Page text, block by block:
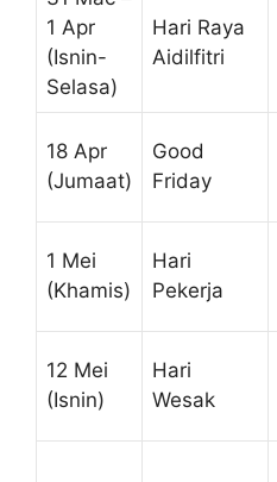
1 Apr
(Isnin-
Selasa)
Hari Raya
Aidilfitri
18 Apr
(Jumaat)
Good
Friday
1 Mei
(Khamis)
Hari
Pekerja
12 Mei
(Isnin)
Hari
Wesak